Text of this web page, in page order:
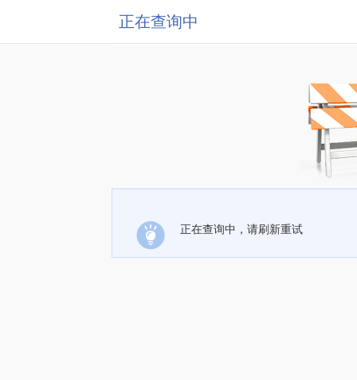
正在查询中
正在查询中，请刷新重试